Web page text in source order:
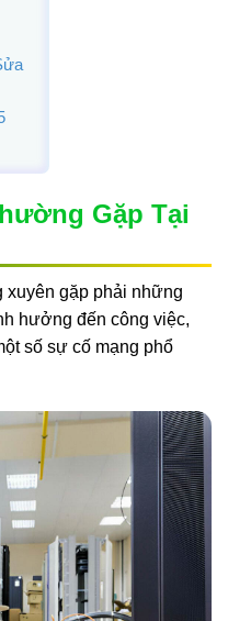
Gặp Tại
gặp phải những
hưởng đến công việc,
số sự cố mạng phổ